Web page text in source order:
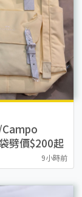
劈價$200起
9小時前